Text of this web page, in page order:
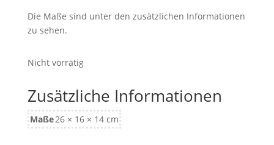
Die Maße sind unter den zusätzlichen Informationen
zu sehen.
Nicht vorrätig
Zusätzliche Informationen
Maße26 × 16 × 14 cm